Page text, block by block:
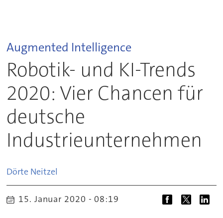
Augmented Intelligence
Robotik- und KI-Trends
2020: Vier Chancen für
deutsche
Industrieunternehmen
Dörte Neitzel
15. Januar 2020 - 08:19